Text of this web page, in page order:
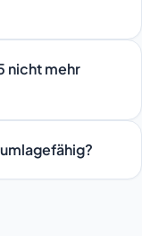
nicht mehr